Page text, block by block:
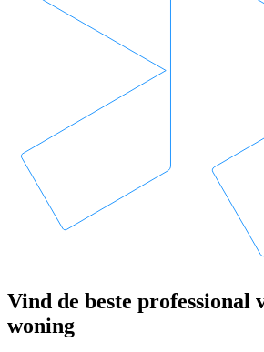
Vind de beste professional
woning